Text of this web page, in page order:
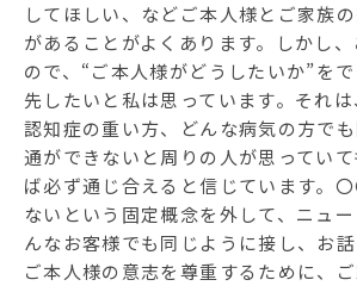
してほしい、などご本人様とご家族
があることがよくあります。しかし
ので、“ご本人様がどうしたいか”を
先したいと私は思っています。それ
認知症の重い方、どんな病気の方で
通ができないと周りの人が思ってい
ば必ず通じ合えると信じています。
ないという固定概念を外して、ニュ
んなお客様でも同じように接し、お
ご本人様の意志を尊重するために、